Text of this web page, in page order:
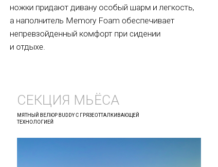
ножки придают дивану особый шарм и легкость,
а наполнитель Memory Foam обеспечивает
непревзойденный комфорт при сидении
и отдыхе.
СЕКЦИЯ МЬЁСА
МЯТНЫЙ ВЕЛЮР BUDDY С ГРЯЗЕОТТАЛКИВАЮЩЕЙ
ТЕХНОЛОГИЕЙ